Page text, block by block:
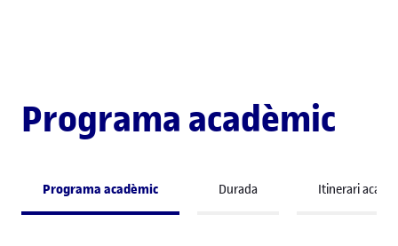
Programa acadèmic
Programa acadèmic Durada Itinerari